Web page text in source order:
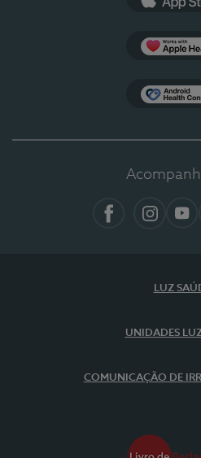
LUZ
UNIDADES
COMUNICAÇÃO DE